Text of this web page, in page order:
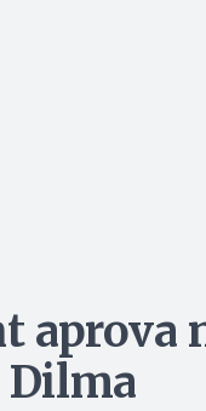
aprova
Dilma